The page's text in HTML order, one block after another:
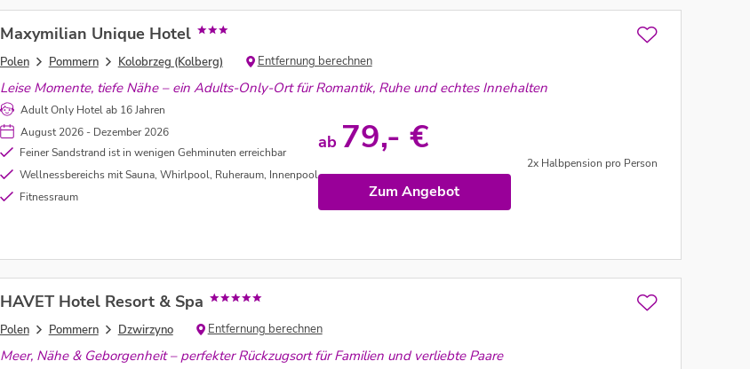
Maxymilian Unique Hotel
Polen Pommern Kolobrzeg (Kolberg) Entfernung berechnen
Leise Momente, tiefe Nähe – ein Adults-Only-Ort für Romantik, Ruhe und echtes Innehalten
Adult Only Hotel ab 16 Jahren
August 2026 - Dezember 2026
Feiner Sandstrand ist in wenigen Gehminuten erreichbar
Wellnessbereichs mit Sauna, Whirlpool, Ruheraum, Innenpool
Fitnessraum
ab 79,- €
2x Halbpension pro Person
Zum Angebot
HAVET Hotel Resort & Spa
Polen Pommern Dzwirzyno Entfernung berechnen
Meer, Nähe & Geborgenheit – perfekter Rückzugsort für Familien und verliebte Paare